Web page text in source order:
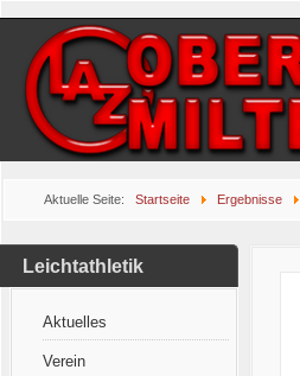
Aktuelle Seite: Startseite Ergebnisse
Leichtathletik
Aktuelles
Verein